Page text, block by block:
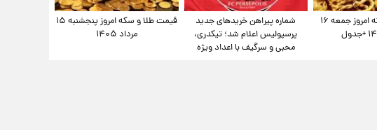
قیمت طلا و سکه امروز جمعه ۱۶
شماره پیراهن خریدهای جدید
پرسپولیس اعلام شد؛ تیکدری،
محبی و سرگیف با اعداد ویژه
قیمت طلا و سکه امروز پنجشنبه ۱۵
مرداد ۱۴۰۵